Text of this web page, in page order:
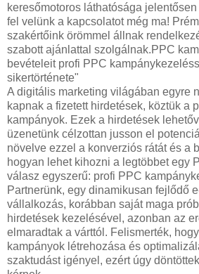
keresőmotoros láthatósága
fel velünk a kapcsolatot még ma!
szakértőink örömmel állnak
szabott ajánlattal szolgálnak.PPC
bevételeit profi PPC
sikertörténete"
A digitális marketing világában egyre
kapnak a fizetett hirdetések, köztük a
kampányok. Ezek a hirdetések
üzenetünk célzottan jusson el
növelve ezzel a konverziós rátát és a
hogyan lehet kihozni a legtöbbet egy
válasz egyszerű: profi PPC
Partnerünk, egy dinamikusan fejlődő
vállalkozás, korábban saját maga
hirdetések kezelésével, azonban az
elmaradtak a várttól. Felismerték,
kampányok létrehozása és
szaktudást igényel, ezért úgy